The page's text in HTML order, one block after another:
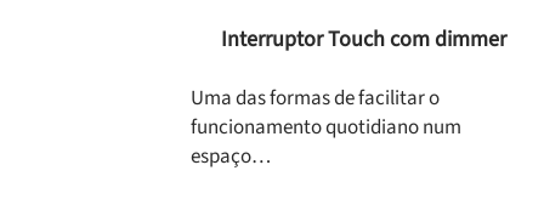
Interruptor Touch com dimmer
Uma das formas de facilitar o
funcionamento quotidiano num
espaço…